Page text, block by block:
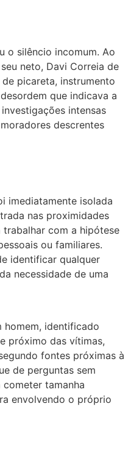
o silêncio incomum. Ao
neto, Davi Correia de
picareta, instrumento
que indicava a
intensas
descrentes
imediatamente isolada
nas proximidades
com a hipótese
ou familiares.
identificar qualquer
necessidade de uma
homem, identificado
próximo das vítimas,
fontes próximas à
de perguntas sem
tamanha
envolvendo o próprio